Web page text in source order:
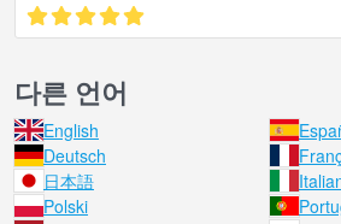
다른 언어
English
Deutsch
日本語
Polski